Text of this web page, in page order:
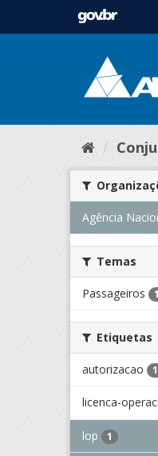
Agência
Temas
Passageiros 1
Etiquetas
autorizacao 1
licenca-
lop 1